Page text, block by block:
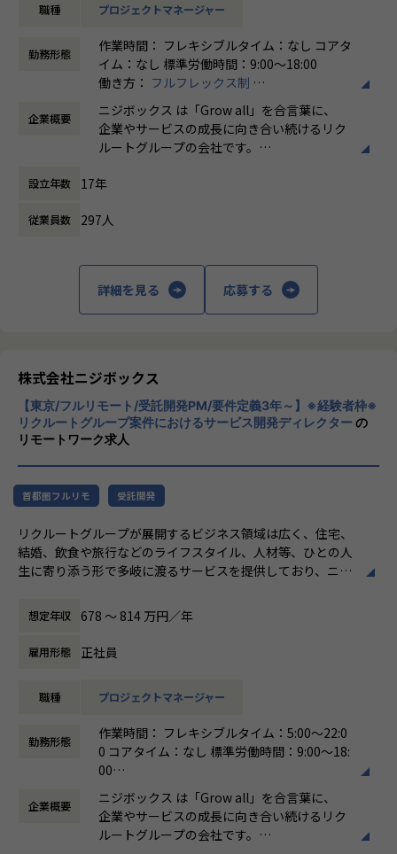
★ニジボックスでのワークスタイルが分かる、ブログ記事も
メンバーや社内の雰囲気、自由に学べてスキルアップできる
環境を感じていただけたら
・【社員インタビュー】Wantedly...https://www.wantedly.c
om/companies/nijibox/feed
・【メンバー執筆】Qiita...https://qiita.com/organization
・【オフィシャルブログ】…https://nijibox.jp/blog/
・【運営イベント】…https://nijibox.connpass.com/
リクルートグループのプロダクト開発ディレクションをお任
事業、ユーザー部門の担当者、プランナーと協業し、以下の
業務を担当いただきます。
＜企画・要件定義フェーズ＞
プロジェクトのQCDに責任を持ち、開発プロジェクトを推進
いただきます。
の整理
- エンジニアへの仕様説明
- ユーザーに向けてのコミュニケーション設計
- リリース後の様々なリスクへの対応計画
やりがい/魅力/醍醐味
現場ではただ指示された業務を行うのではなく、プロジェク
トの目的をふまえKPIを達成するためにどのような施策を行
定までに幅広く関わる機会があります。
て業務を経験することは、個人として今後のキャリアアップ
にも繋げていただける大きな成長機会です。
ができる体制が整っています。
ナレッジ向上施策として、動画、書籍等の学習教材の購入や
カンファレンス参加を会社負担でサポート。
さらに、業界の牽引者をメンターとして招いた講習など、ト
す。
★ニジボックスでのワークスタイルが分かる、ブログ記事も
ご参照ください
メンバーや社内の雰囲気、自由に学べてスキルアップできる
環境を感じていただけたら
嬉しいです！
・【社員インタビュー】Wantedly...https://www.wantedly.c
職種 プロジェクトマネージャー
勤務形態
作業時間： フレキシブルタイム：なし コアタ
イム：なし 標準労働時間：9:00〜18:00
働き方： フルフレックス制
時間外労働の有無： 有（月平均5時間～10時
間）
休憩時間： 60分
企業概要
ニジボックス は「Grow all」を合言葉に、
企業やサービスの成長に向き合い続けるリク
ルートグループの会社です。
ングなどを通じて、お客様のビジネスに伴走
私たちはこの言葉を企業のVisionとしていま
す。
とらえること。
期待を大きく超える新たな価値を共に創り出
すこと。皆さまがサービスの成長を志したと
きに、
真っ先にニジボックスを思い浮かべていただ
けることを目指しています。
設立年数 17年
従業員数 297人
詳細を見る 応募する
株式会社ニジボックス
【東京/フルリモート/受託開発PM/要件定義3年～】※経験者枠※
リクルートグループ案件におけるサービス開発ディレクターの
リモートワーク求人
首都圏フルリモ 受託開発
リクルートグループが展開するビジネス領域は広く、住宅、
結婚、飲食や旅行などのライフスタイル、人材等、ひとの人
生に寄り添う形で多岐に渡るサービスを提供しており、ニジ
ットペッパー、じゃらん、リクナビなどの国内最大級のメデ
ィアの開発ディレクションに従事する、開発ディレクターを
募集しています。
リクルートグループのプロダクト開発ディレクションをお任
事業、ユーザー部門の担当者、プランナーと協業し、以下の
業務を担当いただきます。
＜企画・要件定義フェーズ＞
プロジェクトのQCDに責任を持ち、開発プロジェクトを推進
いただきます。
想定年収 678 〜 814 万円／年
雇用形態 正社員
職種 プロジェクトマネージャー
勤務形態
作業時間： フレキシブルタイム：5:00～22:0
0 コアタイム：なし 標準労働時間：9:00〜18:
00
フルフレックス制
時間外労働の有無： 有（月平均5時間～10時
間）
休憩時間： 60分
企業概要
ニジボックス は「Grow all」を合言葉に、
企業やサービスの成長に向き合い続けるリク
ルートグループの会社です。